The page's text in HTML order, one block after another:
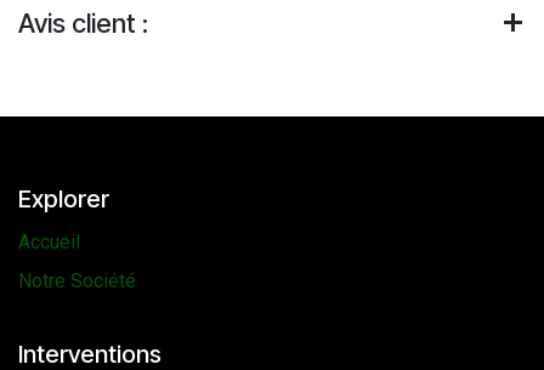
Avis client :
Explorer
Accueil
Notre Société
Interventions